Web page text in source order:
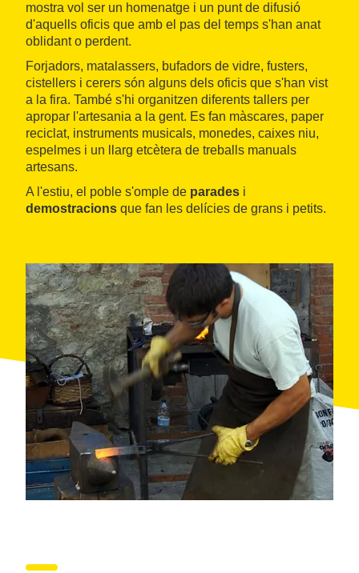
mostra vol ser un homenatge i un punt de difusió
d'aquells oficis que amb el pas del temps s'han anat
oblidant o perdent.
Forjadors, matalassers, bufadors de vidre, fusters,
cistellers i cerers són alguns dels oficis que s'han vist
a la fira. També s'hi organitzen diferents tallers per
apropar l'artesania a la gent. Es fan màscares, paper
reciclat, instruments musicals, monedes, caixes niu,
espelmes i un llarg etcètera de treballs manuals
artesans.
A l'estiu, el poble s'omple de parades i
demostracions que fan les delícies de grans i petits.